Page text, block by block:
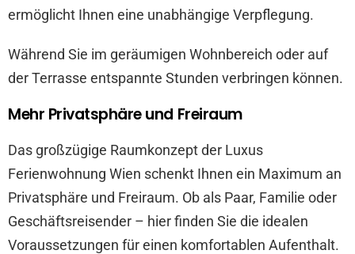
ermöglicht Ihnen eine unabhängige Verpflegung.
Während Sie im geräumigen Wohnbereich oder auf
der Terrasse entspannte Stunden verbringen können.
Mehr Privatsphäre und Freiraum
Das großzügige Raumkonzept der Luxus
Ferienwohnung Wien schenkt Ihnen ein Maximum an
Privatsphäre und Freiraum. Ob als Paar, Familie oder
Geschäftsreisender – hier finden Sie die idealen
Voraussetzungen für einen komfortablen Aufenthalt.